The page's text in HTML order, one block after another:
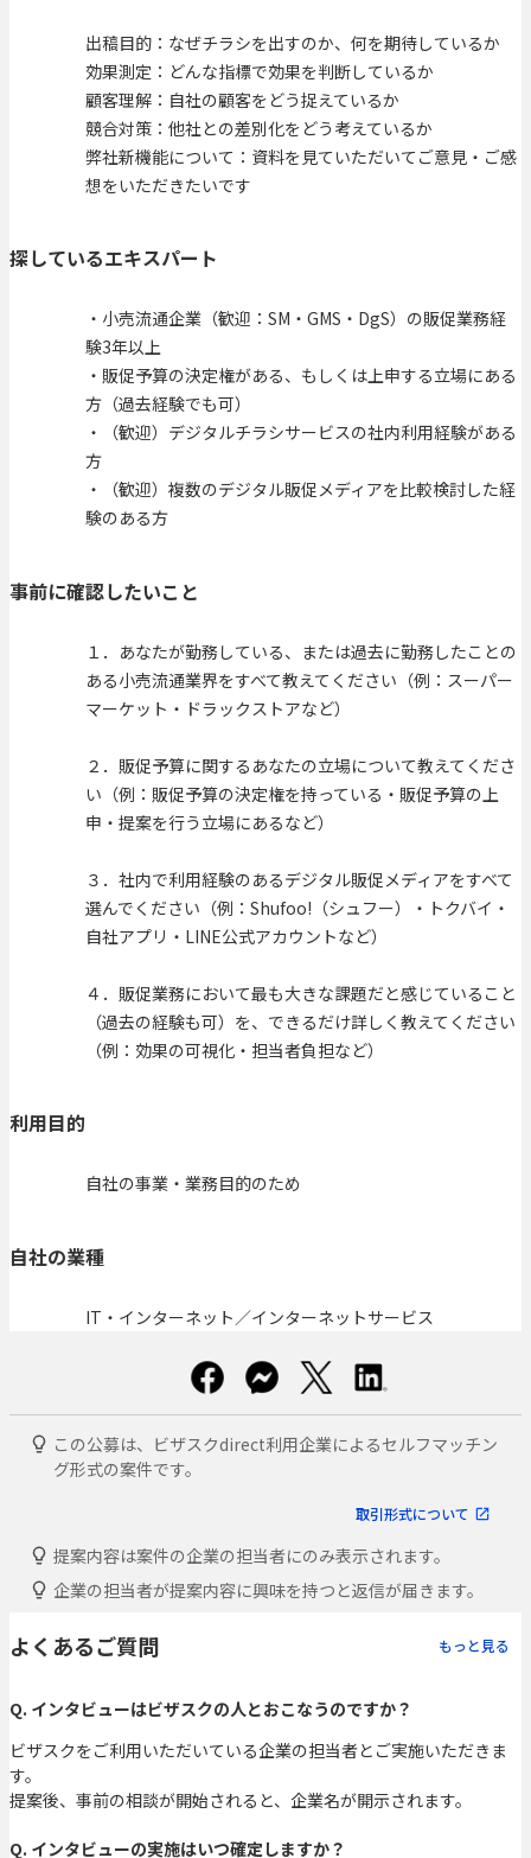
出稿目的：なぜチラシを出すのか、何を期待しているか
効果測定：どんな指標で効果を判断しているか
顧客理解：自社の顧客をどう捉えているか
競合対策：他社との差別化をどう考えているか
弊社新機能について：資料を見ていただいてご意見・ご感
想をいただきたいです
探しているエキスパート
・小売流通企業（歓迎：SM・GMS・DgS）の販促業務経
験3年以上
・販促予算の決定権がある、もしくは上申する立場にある
方（過去経験でも可）
・（歓迎）デジタルチラシサービスの社内利用経験がある
方
・（歓迎）複数のデジタル販促メディアを比較検討した経
験のある方
事前に確認したいこと
１．あなたが勤務している、または過去に勤務したことの
ある小売流通業界をすべて教えてください（例：スーパー
マーケット・ドラックストアなど）
２．販促予算に関するあなたの立場について教えてくださ
い（例：販促予算の決定権を持っている・販促予算の上
申・提案を行う立場にあるなど）
３．社内で利用経験のあるデジタル販促メディアをすべて
選んでください（例：Shufoo!（シュフー）・トクバイ・
自社アプリ・LINE公式アカウントなど）
４．販促業務において最も大きな課題だと感じていること
（過去の経験も可）を、できるだけ詳しく教えてください
（例：効果の可視化・担当者負担など）
利用目的
自社の事業・業務目的のため
自社の業種
IT・インターネット／インターネットサービス
この公募は、ビザスクdirect利用企業によるセルフマッチン
グ形式の案件です。
取引形式について
提案内容は案件の企業の担当者にのみ表示されます。
企業の担当者が提案内容に興味を持つと返信が届きます。
よくあるご質問 もっと見る
Q. インタビューはビザスクの人とおこなうのですか？
ビザスクをご利用いただいている企業の担当者とご実施いただきま
す。
提案後、事前の相談が開始されると、企業名が開示されます。
Q. インタビューの実施はいつ確定しますか？